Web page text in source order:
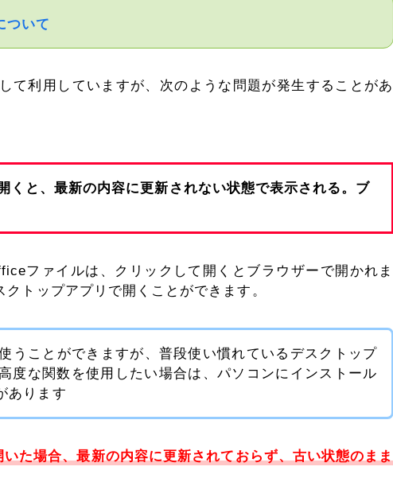
ついて
て利用していますが、次のような問題が発生することがあ
と、最新の内容に更新されない状態で表示される。ブ
ファイルは、クリックして開くとブラウザーで開かれま
トップアプリで開くことができます。
うことができますが、普段使い慣れているデスクトップ
度な関数を使用したい場合は、パソコンにインストール
あります
た場合、最新の内容に更新されておらず、古い状態のまま